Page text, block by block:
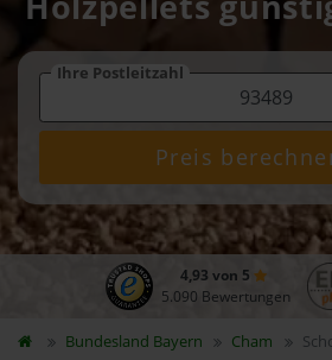
Ihre Postleitzahl
Preis
4,93 von 5
5.090 Bewertungen
Bundesland Bayern Cham